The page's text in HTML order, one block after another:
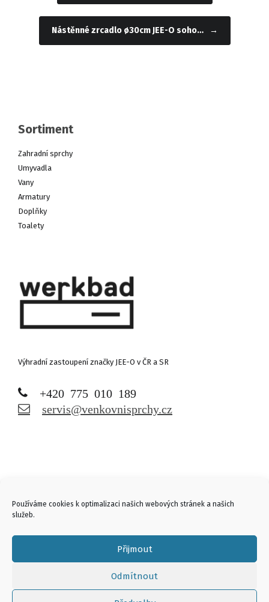
Používáme cookies k optimalizaci našich webových stránek a našich
služeb.
Přijmout
Odmítnout
Nástěnné zrcadlo ø30cm JEE-O soho… →
Sortiment
Zahradní sprchy
Umyvadla
Vany
Armatury
Doplňky
Toalety
Výhradní zastoupení značky JEE-O v ČR a SR
+420 775 010 189
servis@venkovnisprchy.cz
Links